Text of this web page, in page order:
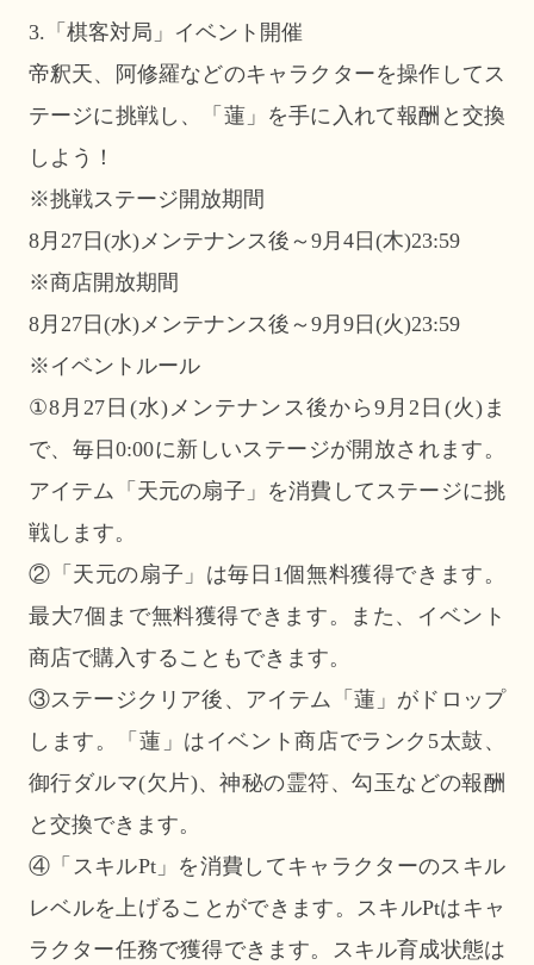
3.「棋客対局」イベント開催
帝釈天、阿修羅などのキャラクターを操作してス
テージに挑戦し、「蓮」を手に入れて報酬と交換
しよう！
※挑戦ステージ開放期間
8月27日(水)メンテナンス後～9月4日(木)23:59
※商店開放期間
8月27日(水)メンテナンス後～9月9日(火)23:59
※イベントルール
①8月27日(水)メンテナンス後から9月2日(火)ま
で、毎日0:00に新しいステージが開放されます。
アイテム「天元の扇子」を消費してステージに挑
戦します。
②「天元の扇子」は毎日1個無料獲得できます。
最大7個まで無料獲得できます。また、イベント
商店で購入することもできます。
③ステージクリア後、アイテム「蓮」がドロップ
します。「蓮」はイベント商店でランク5太鼓、
御行ダルマ(欠片)、神秘の霊符、勾玉などの報酬
と交換できます。
④「スキルPt」を消費してキャラクターのスキル
レベルを上げることができます。スキルPtはキャ
ラクター任務で獲得できます。スキル育成状態は